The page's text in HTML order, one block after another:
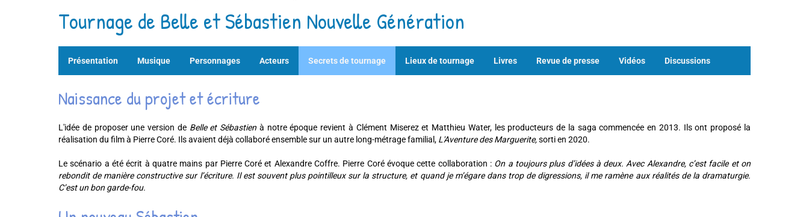
Tournage de Belle et Sébastien Nouvelle Génération
Présentation Musique Personnages Acteurs Secrets de tournage Lieux de tournage Livres Revue de presse Vidéos Discussions
Naissance du projet et écriture
L'idée de proposer une version de Belle et Sébastien à notre époque revient à Clément Miserez et Matthieu Water, les producteurs de la saga commencée en 2013. Ils ont proposé la
réalisation du film à Pierre Coré. Ils avaient déjà collaboré ensemble sur un autre long-métrage familial, L'Aventure des Marguerite,sorti en 2020.
Le scénario a été écrit à quatre mains par Pierre Coré et Alexandre Coffre. Pierre Coré évoque cette collaboration : On a toujours plus d’idées à deux. Avec Alexandre, c’est facile et on
rebondit de manière constructive sur l’écriture. Il est souvent plus pointilleux sur la structure, et quand je m’égare dans trop de digressions, il me ramène aux réalités de la dramaturgie.
C’est un bon garde-fou.